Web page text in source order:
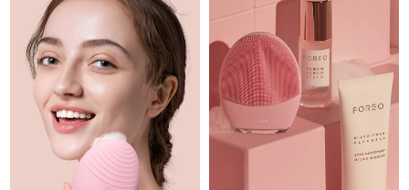
Catar Entrega prevista 12/08/2026
Reunião Entrega prevista16/08/2026
Romênia Entrega prevista11/08/2026
Rússia Entrega prevista 19/08/2026
Arábia Saudita